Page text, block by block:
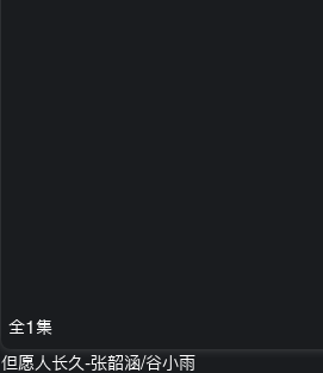
全1集
但愿人长久-张韶涵/谷小雨